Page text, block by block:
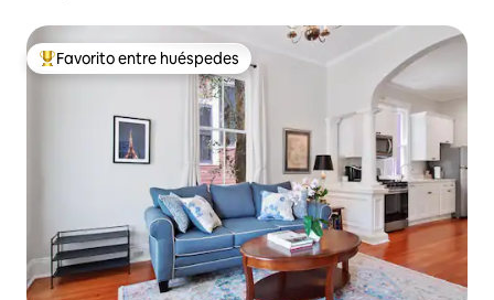
De los mejores en Favorito entre huéspedes
Favorito entre huéspedes